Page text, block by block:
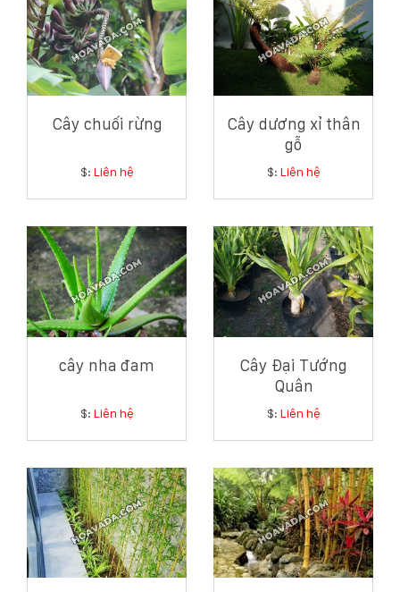
Cây chuối rừng
$: Liên hệ
Cây dương xỉ thân
gỗ
$: Liên hệ
cây nha đam
$: Liên hệ
Cây Đại Tướng
Quân
$: Liên hệ